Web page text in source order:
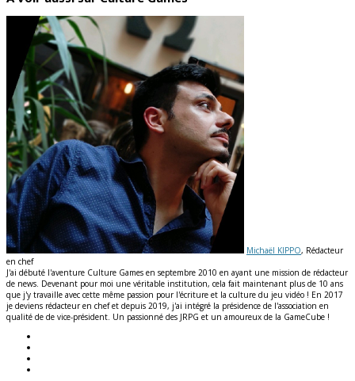
Michaël KIPPO, Rédacteur
en chef
J'ai débuté l'aventure Culture Games en septembre 2010 en ayant une mission de rédacteur
de news. Devenant pour moi une véritable institution, cela fait maintenant plus de 10 ans
que j'y travaille avec cette même passion pour l'écriture et la culture du jeu vidéo ! En 2017
je deviens rédacteur en chef et depuis 2019, j'ai intégré la présidence de l'association en
qualité de de vice-président. Un passionné des JRPG et un amoureux de la GameCube !